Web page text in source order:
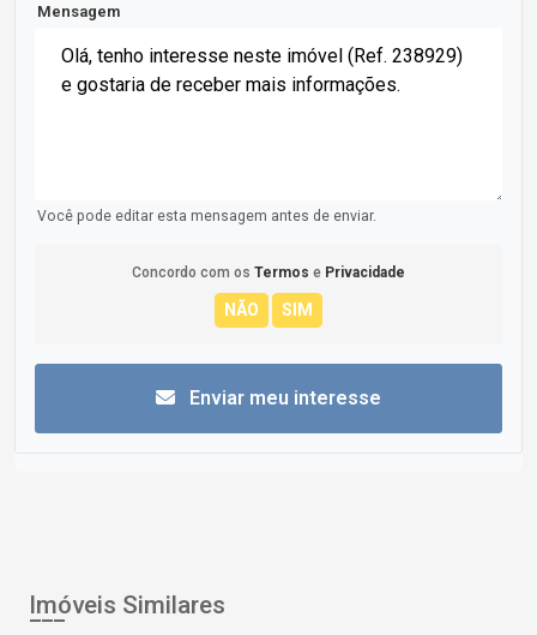
Mensagem
Você pode editar esta mensagem antes de enviar.
Concordo com os Termos e Privacidade
Enviar meu interesse
Imóveis Similares